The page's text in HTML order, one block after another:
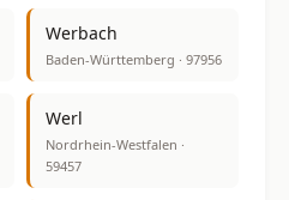
Werbach
Baden-Württemberg · 97956
Werl
Nordrhein-Westfalen ·
59457